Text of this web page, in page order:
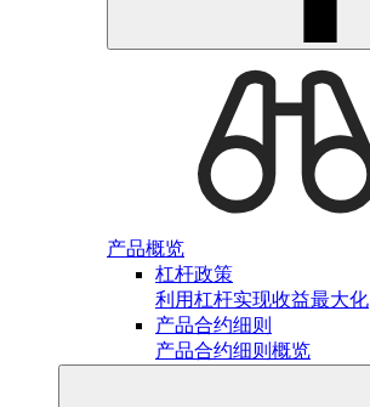
产品概览
杠杆政策
利用杠杆实现收益最大化
产品合约细则
产品合约细则概览